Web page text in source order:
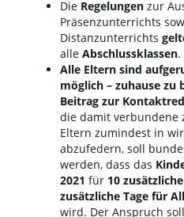
Die Regelungenzur
Präsenzunterrichts
Distanzunterrichts
alle Abschlussklassen.
Alle Eltern sind
möglich – zuhause zu
Beitrag zur
die damit verbundene
Eltern zumindest in
abzufedern, soll
werden, dass das
2021 für 10
zusätzliche Tage für
wird. Der Anspruch